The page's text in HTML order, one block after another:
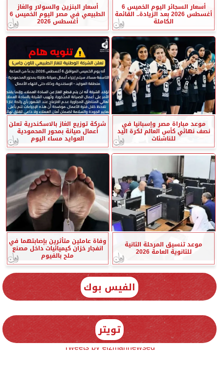
أسعار السجائر اليوم الخميس 6
أغسطس 2026 بعد الزيادة.. القائمة
الكاملة
أسعار البنزين والسولار والغاز
الطبيعي في مصر اليوم الخميس 6
أغسطس 2026
موعد مباراة مصر وإسبانيا في
نصف نهائي كأس العالم لكرة اليد
للناشئات
شركة توزيع الغاز بالاسكندرية تعلن
أعمال صيانة بمحور المحمودية
العوايد مساء اليوم
موعد تنسيق المرحلة الثانية
للثانوية العامة 2026
وفاة عاملين متأثرين بإصابتهما في
انفجار خزان كيميائيات داخل مصنع
ملح بالفيوم
الفيس بوك
تويتر
Tweets by elzmannewseg